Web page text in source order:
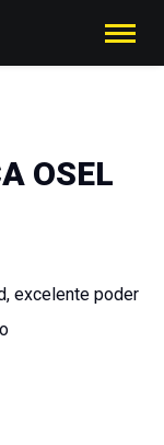
OSEL
excelente poder